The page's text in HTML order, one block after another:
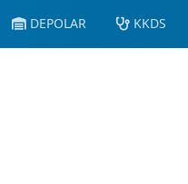
DEPOLAR KKDS